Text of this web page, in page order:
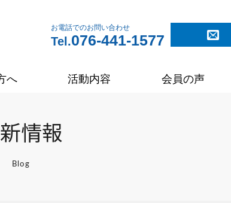
お電話でのお問い合わせ
Tel.076-441-1577
へ 活動内容 会員の声
情報
Blog